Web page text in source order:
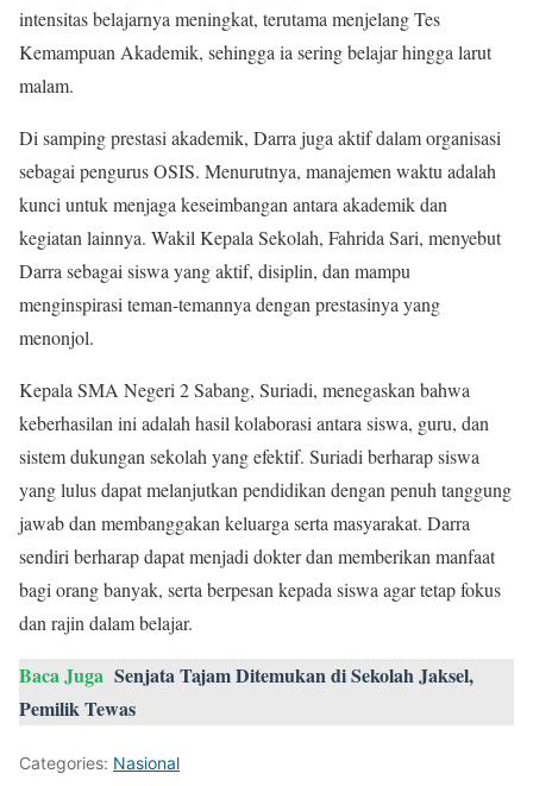
intensitas belajarnya meningkat, terutama menjelang Tes
Kemampuan Akademik, sehingga ia sering belajar hingga larut
malam.
Di samping prestasi akademik, Darra juga aktif dalam organisasi
sebagai pengurus OSIS. Menurutnya, manajemen waktu adalah
kunci untuk menjaga keseimbangan antara akademik dan
kegiatan lainnya. Wakil Kepala Sekolah, Fahrida Sari, menyebut
Darra sebagai siswa yang aktif, disiplin, dan mampu
menginspirasi teman-temannya dengan prestasinya yang
menonjol.
Kepala SMA Negeri 2 Sabang, Suriadi, menegaskan bahwa
keberhasilan ini adalah hasil kolaborasi antara siswa, guru, dan
sistem dukungan sekolah yang efektif. Suriadi berharap siswa
yang lulus dapat melanjutkan pendidikan dengan penuh tanggung
jawab dan membanggakan keluarga serta masyarakat. Darra
sendiri berharap dapat menjadi dokter dan memberikan manfaat
bagi orang banyak, serta berpesan kepada siswa agar tetap fokus
dan rajin dalam belajar.
Baca Juga Senjata Tajam Ditemukan di Sekolah Jaksel,
Pemilik Tewas
Categories: Nasional